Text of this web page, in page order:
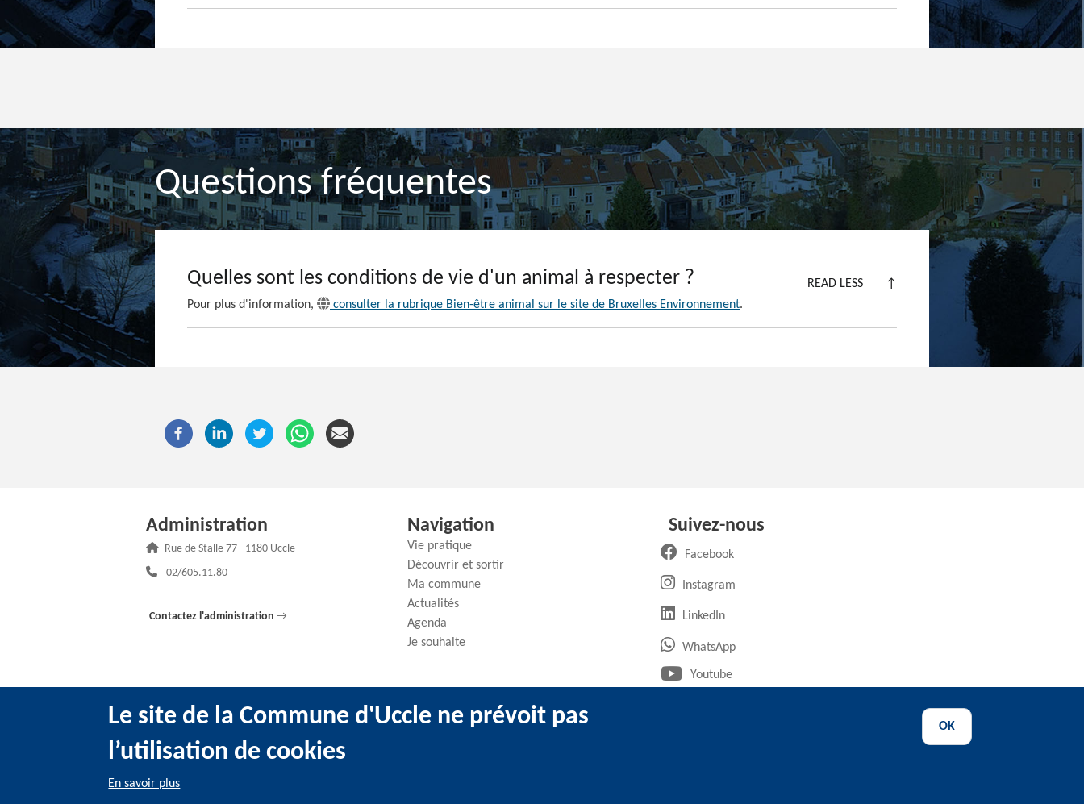
Questions fréquentes
Quelles sont les conditions de vie d'un animal à respecter ? READ LESS
↑
Pour plus d'information,
consulter la rubrique Bien-être animal sur le site de Bruxelles Environnement.
Administration
Adresse :
Rue de Stalle 77 - 1180 Uccle
Téléphone :
02/605.11.80
Contactez l'administration →
Navigation
Vie pratique
Découvrir et sortir
Ma commune
Actualités
Agenda
Je souhaite
Suivez-nous
Facebook(ouvre un nouvel onglet)
Instagram(ouvre un nouvel onglet)
LinkedIn(ouvre un nouvel onglet)
WhatsApp(ouvre un nouvel onglet)
Youtube(ouvre un nouvel onglet)
Sitemap
Le site de la Commune d'Uccle ne prévoit pas
l’utilisation de cookies
En savoir plus
OK